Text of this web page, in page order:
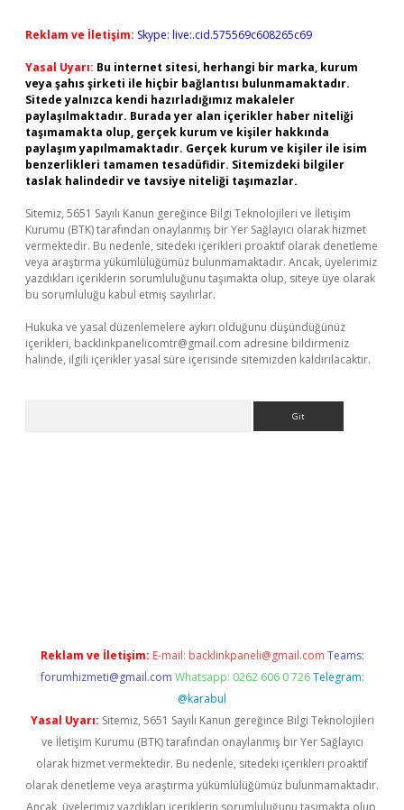
Reklam ve İletişim: Skype: live:.cid.575569c608265c69
Yasal Uyarı: Bu internet sitesi, herhangi bir marka, kurum
veya şahıs şirketi ile hiçbir bağlantısı bulunmamaktadır.
Sitede yalnızca kendi hazırladığımız makaleler
paylaşılmaktadır. Burada yer alan içerikler haber niteliği
taşımamakta olup, gerçek kurum ve kişiler hakkında
paylaşım yapılmamaktadır. Gerçek kurum ve kişiler ile isim
benzerlikleri tamamen tesadüfidir. Sitemizdeki bilgiler
taslak halindedir ve tavsiye niteliği taşımazlar.
Sitemiz, 5651 Sayılı Kanun gereğince Bilgi Teknolojileri ve İletişim
Kurumu (BTK) tarafından onaylanmış bir Yer Sağlayıcı olarak hizmet
vermektedir. Bu nedenle, sitedeki içerikleri proaktif olarak denetleme
veya araştırma yükümlülüğümüz bulunmamaktadır. Ancak, üyelerimiz
yazdıkları içeriklerin sorumluluğunu taşımakta olup, siteye üye olarak
bu sorumluluğu kabul etmiş sayılırlar.
Hukuka ve yasal düzenlemelere aykırı olduğunu düşündüğünüz
içerikleri, backlinkpanelicomtr@gmail.com adresine bildirmeniz
halinde, ilgili içerikler yasal süre içerisinde sitemizden kaldırılacaktır.
Reklam ve İletişim: E-mail: backlinkpaneli@gmail.com Teams:
forumhizmeti@gmail.com Whatsapp: 0262 606 0 726 Telegram:
@karabul
Yasal Uyarı: Sitemiz, 5651 Sayılı Kanun gereğince Bilgi Teknolojileri
ve İletişim Kurumu (BTK) tarafından onaylanmış bir Yer Sağlayıcı
olarak hizmet vermektedir. Bu nedenle, sitedeki içerikleri proaktif
olarak denetleme veya araştırma yükümlülüğümüz bulunmamaktadır.
Ancak, üyelerimiz yazdıkları içeriklerin sorumluluğunu taşımakta olup,